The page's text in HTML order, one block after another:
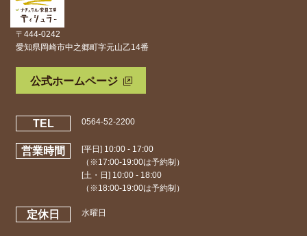
〒444-0242
愛知県岡崎市中之郷町字元山乙14番
公式ホームページ
TEL 0564-52-2200
営業時間
[平日] 10:00 - 17:00
（※17:00-19:00は予約制）
[土・日] 10:00 - 18:00
（※18:00-19:00は予約制）
定休日 水曜日